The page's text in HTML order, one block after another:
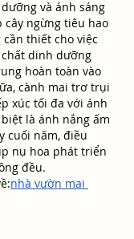
và ánh sáng
cây ngừng tiêu hao
thiết cho việc
dinh dưỡng
hoàn toàn vào
cành mai trơ trụi
xúc tối đa với ánh
là ánh nắng ấm
cuối năm, điều
nụ hoa phát triển
đều.
nhà vườn mai